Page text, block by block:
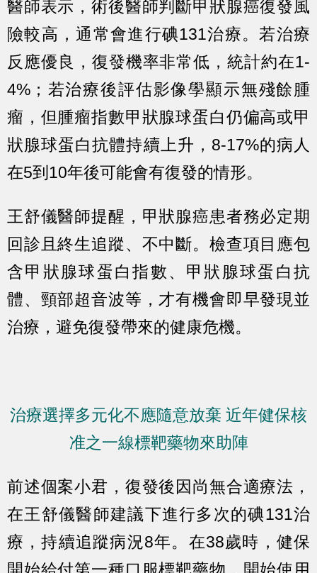
醫師表示，術後醫師判斷甲狀腺癌復發風
險較高，通常會進行碘131治療。若治療
反應優良，復發機率非常低，統計約在1-
4%；若治療後評估影像學顯示無殘餘腫
瘤，但腫瘤指數甲狀腺球蛋白仍偏高或甲
狀腺球蛋白抗體持續上升，8-17%的病人
在5到10年後可能會有復發的情形。
王舒儀醫師提醒，甲狀腺癌患者務必定期
回診且終生追蹤、不中斷。檢查項目應包
含甲狀腺球蛋白指數、甲狀腺球蛋白抗
體、頸部超音波等，才有機會即早發現並
治療，避免復發帶來的健康危機。
治療選擇多元化不應隨意放棄 近年健保核
准之一線標靶藥物來助陣
前述個案小君，復發後因尚無合適療法，
在王舒儀醫師建議下進行多次的碘131治
療，持續追蹤病況8年。在38歲時，健保